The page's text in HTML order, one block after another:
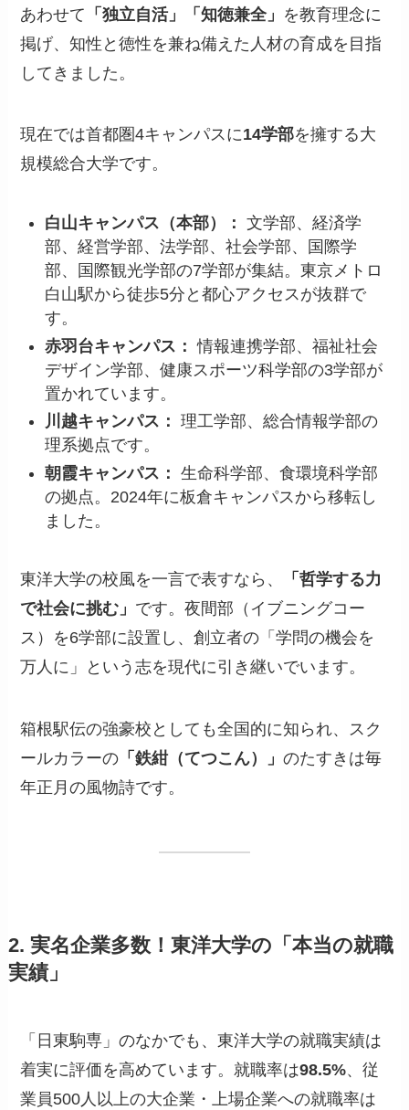
あわせて 「独立自活」「知徳兼全」 を教育理念に
掲げ、知性と徳性を兼ね備えた人材の育成を目指
してきました。
現在では首都圏4キャンパスに14学部を擁する大
規模総合大学です。
白山キャンパス（本部）： 文学部、経済学
部、経営学部、法学部、社会学部、国際学
部、国際観光学部の7学部が集結。東京メトロ
白山駅から徒歩5分と都心アクセスが抜群で
す。
赤羽台キャンパス： 情報連携学部、福祉社会
デザイン学部、健康スポーツ科学部の3学部が
置かれています。
川越キャンパス： 理工学部、総合情報学部の
理系拠点です。
朝霞キャンパス： 生命科学部、食環境科学部
の拠点。2024年に板倉キャンパスから移転し
ました。
東洋大学の校風を一言で表すなら、
「哲学する力
で社会に挑む」 です。夜間部（イブニングコー
ス）を6学部に設置し、創立者の「学問の機会を
万人に」という志を現代に引き継いでいます。
箱根駅伝の強豪校としても全国的に知られ、スク
ールカラーの 「鉄紺（てつこん）」のたすきは毎
年正月の風物詩です。
2. 実名企業多数！東洋大学の「本当の就職
実績」
「日東駒専」のなかでも、東洋大学の就職実績は
着実に評価を高めています。就職率は98.5%、従
業員500人以上の大企業・上場企業への就職率は